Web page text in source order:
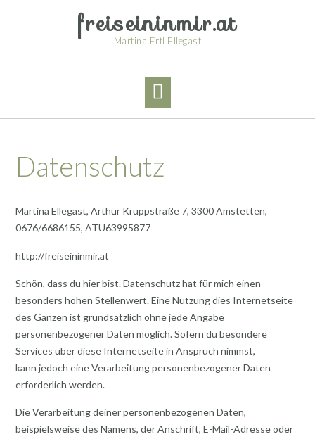
freiseininmir.at
Martina Ertl Ellegast
Datenschutz
Martina Ellegast, Arthur Kruppstraße 7, 3300 Amstetten,
0676/6686155, ATU63995877
http://freiseininmir.at
Schön, dass du hier bist. Datenschutz hat für mich einen
besonders hohen Stellenwert. Eine Nutzung dies Internetseite
des Ganzen ist grundsätzlich ohne jede Angabe
personenbezogener Daten möglich. Sofern du besondere
Services über diese Internetseite in Anspruch nimmst,
kann jedoch eine Verarbeitung personenbezogener Daten
erforderlich werden.
Die Verarbeitung deiner personenbezogenen Daten,
beispielsweise des Namens, der Anschrift, E-Mail-Adresse oder